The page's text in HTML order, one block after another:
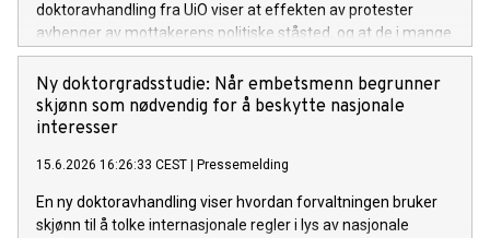
doktoravhandling fra UiO viser at effekten av protester
avhenger av mottakerens politiske ståsted, og at de i mange
tilfeller kan bidra til økt polarisering snarere enn bredere
demokratisk mobilisering.
Ny doktorgradsstudie: Når embetsmenn begrunner
skjønn som nødvendig for å beskytte nasjonale
interesser
15.6.2026 16:26:33 CEST Pressemelding
En ny doktoravhandling viser hvordan forvaltningen bruker
skjønn til å tolke internasjonale regler i lys av nasjonale